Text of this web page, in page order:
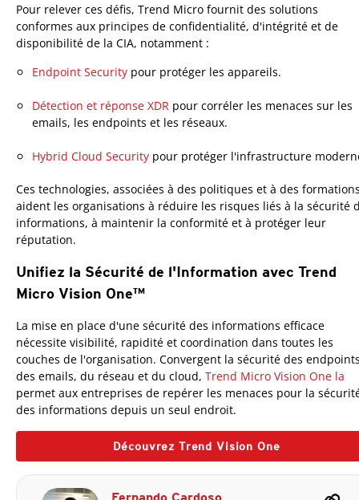
Pour relever ces défis, Trend Micro fournit des solutions
conformes aux principes de confidentialité, d'intégrité et de
disponibilité de la CIA, notamment :
Endpoint Security
Products pour protéger les appareils.
Détection et réponse XDR
Products
pour corréler les menaces sur les
emails, les endpoints et les réseaux.
Hybrid Cloud Security
Products pour protéger l'infrastructure
Ces technologies, associées à des politiques et à des
aident les organisations à réduire les risques liés à la sécurité
informations, à maintenir la conformité et à protéger leur
réputation.
Unifiez la Sécurité de l'Information avec Trend
Micro Vision One™
La mise en place d'une sécurité des informations efficace
nécessite visibilité, rapidité et coordination dans toutes les
couches de l'organisation. Convergent la sécurité des
des emails, du réseau et du cloud, Trend Micro Vision One la
One-Platform
permet aux entreprises de repérer les menaces pour la
des informations depuis un seul endroit.
Découvrez Trend Vision One